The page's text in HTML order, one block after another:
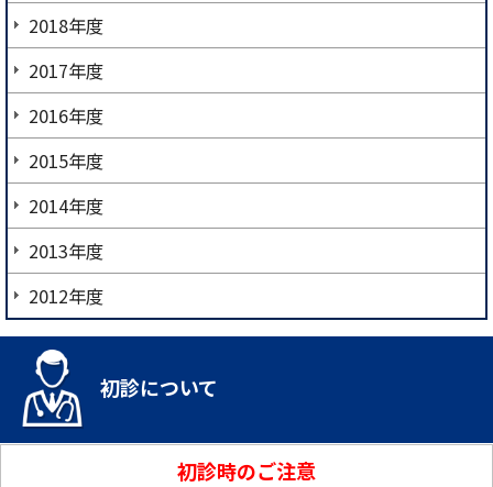
2018年度
2017年度
2016年度
2015年度
2014年度
2013年度
2012年度
初診について
初診時のご注意